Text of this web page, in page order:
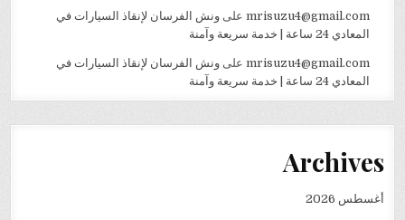
mrisuzu4@gmail.comعلى ونش الفرسان لإنقاذ السيارات في
المعادي 24 ساعة | خدمة سريعة وآمنة
mrisuzu4@gmail.comعلى ونش الفرسان لإنقاذ السيارات في
المعادي 24 ساعة | خدمة سريعة وآمنة
Archives
أغسطس 2026